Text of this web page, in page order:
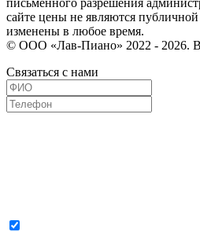
сайте цены не являются
изменены в любое время.
© ООО «Лав-Пиано» 2022 - 2026.
Связаться с нами